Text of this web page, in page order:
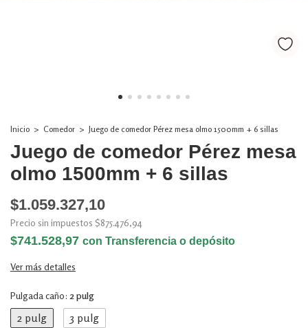
Inicio > Comedor > Juego de comedor Pérez mesa olmo 1500mm + 6 sillas
Juego de comedor Pérez mesa
olmo 1500mm + 6 sillas
$1.059.327,10
Precio sin impuestos $875.476,94
$741.528,97 con Transferencia o depósito
Ver más detalles
Pulgada caño: 2 pulg
2 pulg 3 pulg